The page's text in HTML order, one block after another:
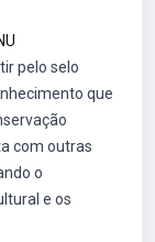
pelo selo
que
com outras
o
e os